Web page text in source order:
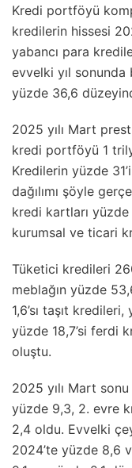
Kredi portföyü
kredilerin hissesi
yabancı para
evvelki yıl sonunda
yüzde 36,6
2025 yılı Mart
kredi portföyü 1
Kredilerin yüzde
dağılımı şöyle
kredi kartları yüzde
kurumsal ve ticari
Tüketici kredileri
meblağın yüzde
1,6’sı taşıt
yüzde 18,7’si ferdi
oluştu.
2025 yılı Mart
yüzde 9,3, 2. evre
2,4 oldu. Evvelki
2024’te yüzde 8,6